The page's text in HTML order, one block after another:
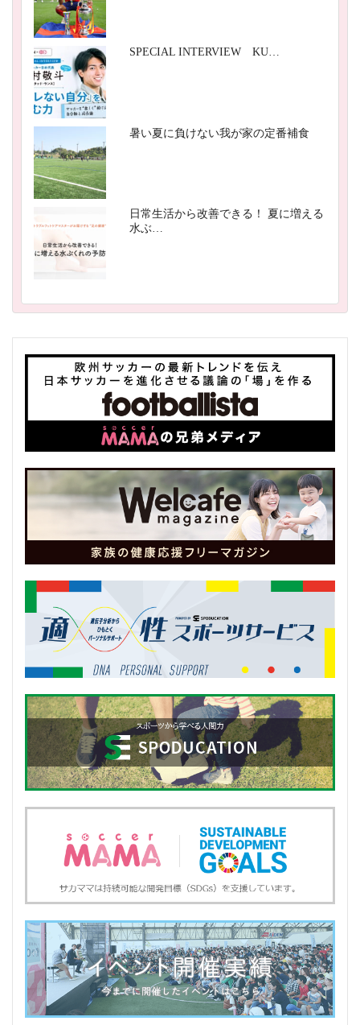
SPECIAL INTERVIEW KU…
暑い夏に負けない我が家の定番補食
日常生活から改善できる！ 夏に増える
水ぶ…